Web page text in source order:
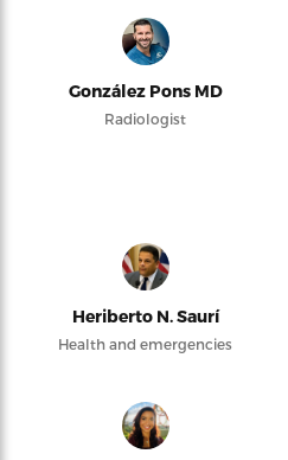
González Pons MD
Radiologist
Heriberto N. Saurí
Health and emergencies